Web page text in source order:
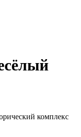
комплекс